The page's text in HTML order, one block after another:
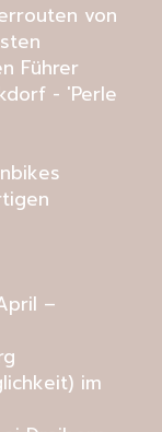
von
Führer
- 'Perle
–
im